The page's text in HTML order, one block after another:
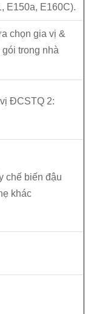
E150a, E160C).
chọn gia vị &
trong nhà
ĐCSTQ 2:
chế biến đậu
khác